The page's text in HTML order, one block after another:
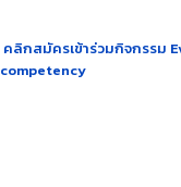
คลิกสมัครเข้าร่วมกิจกรรม
competency